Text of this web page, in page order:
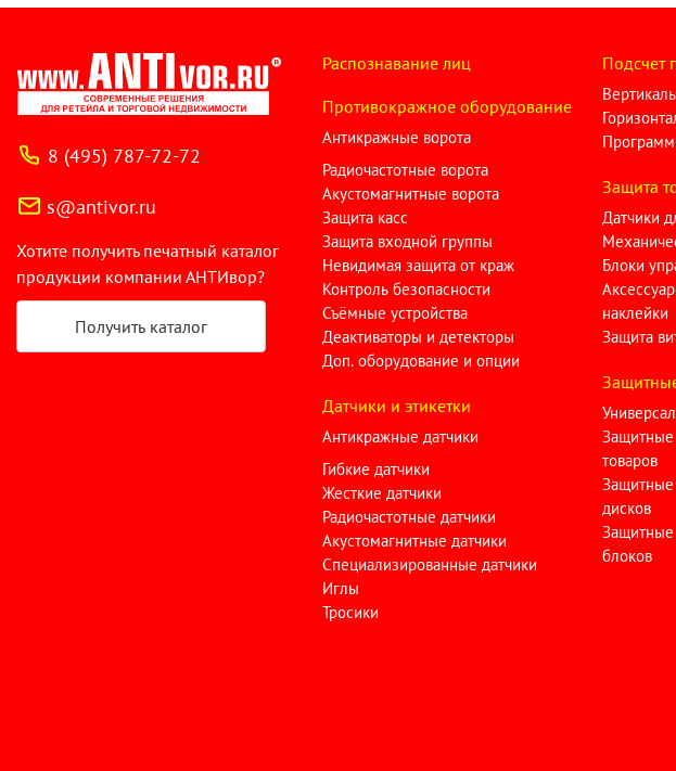
8 (495) 787-72-72
s@antivor.ru
Хотите получить печатный каталог
продукции компании АНТИвор?
Получить каталог
Распознавание лиц
Противокражное оборудование
Антикражные ворота
Радиочастотные ворота
Акустомагнитные ворота
Защита касс
Защита входной группы
Невидимая защита от краж
Контроль безопасности
Съёмные устройства
Деактиваторы и детекторы
Доп. оборудование и опции
Датчики и этикетки
Антикражные датчики
Гибкие датчики
Жесткие датчики
Радиочастотные датчики
Акустомагнитные датчики
Специализированные датчики
Иглы
Тросики
Подсчет
Защита
Датчики
Блоки
наклейки
Защита
товаров
Защитные
дисков
Защитные
блоков